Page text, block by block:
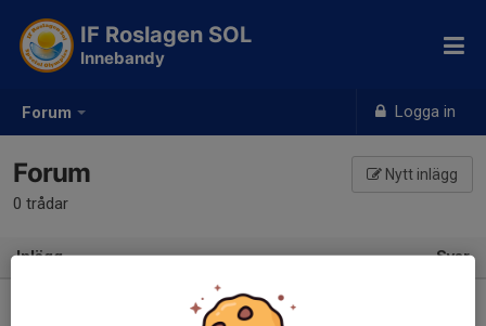
Forum Logga in
IF Roslagen SOL
Innebandy
Forum Nytt inlägg
0 trådar
Inlägg Svar